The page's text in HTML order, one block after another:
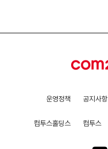
운영정책 공지사항
컴투스홀딩스 컴투스